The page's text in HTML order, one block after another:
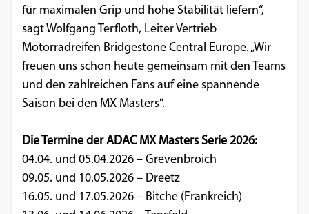
für maximalen Grip und hohe Stabilität liefern“,
sagt Wolfgang Terfloth, Leiter Vertrieb
Motorradreifen Bridgestone Central Europe. „Wir
freuen uns schon heute gemeinsam mit den Teams
und den zahlreichen Fans auf eine spannende
Saison bei den MX Masters".
Die Termine der ADAC MX Masters Serie 2026:
04.04. und 05.04.2026 – Grevenbroich
09.05. und 10.05.2026 – Dreetz
16.05. und 17.05.2026 – Bitche (Frankreich)